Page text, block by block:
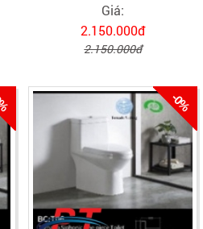
Giá:
2.150.000đ
2.150.000đ
-0%